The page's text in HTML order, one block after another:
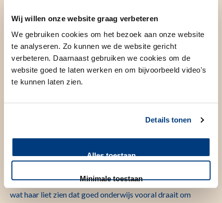
Wij willen onze website graag verbeteren
We gebruiken cookies om het bezoek aan onze website
te analyseren. Zo kunnen we de website gericht
verbeteren. Daarnaast gebruiken we cookies om de
website goed te laten werken en om bijvoorbeeld video's
te kunnen laten zien.
Details tonen
Alles toestaan
Minimale toestaan
Zodra zij tijd in elkaars werelden hadden doorgebracht,
werd deze kloof kleiner. Culturele verschillen rondom
praktische beslissingen, tijdslijnen en beperkingen werden
gaandeweg beter begrepen. Jeremia benadrukt daarbij het
belang van fysieke ontmoetingen: “Het is goed als
zorgen dat betrokkenen elkaar ten minste bezoeken, zeker
wanneer de primaire activiteiten daar plaatsvinden.”
Beide onderzoekers leerden ook meer over onderwijs dan
zij vooraf hadden verwacht. Hun ervaringen in Tanzania
statistieklessen zonder presentaties, en soms zelfs buiten,
wat haar liet zien dat goed onderwijs vooral draait om